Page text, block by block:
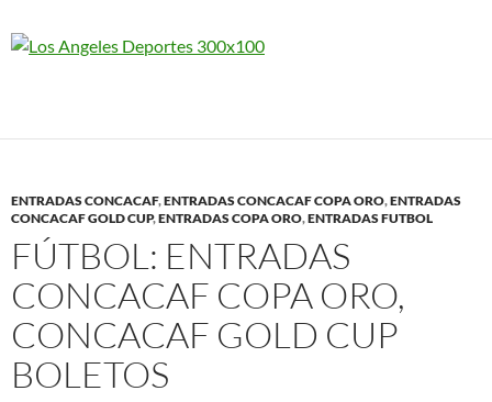
ENTRADAS CONCACAF,ENTRADAS CONCACAF COPA ORO,ENTRADAS
CONCACAF GOLD CUP,ENTRADAS COPA ORO,ENTRADAS FUTBOL
FÚTBOL: ENTRADAS
CONCACAF COPA ORO,
CONCACAF GOLD CUP
BOLETOS